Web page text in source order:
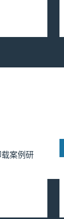
案例研